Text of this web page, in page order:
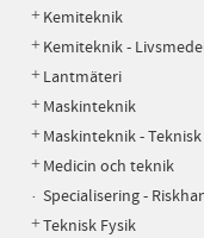
Kemiteknik
Kemiteknik -
Lantmäteri
Maskinteknik
Maskinteknik -
Medicin och teknik
Specialisering -
Teknisk Fysik